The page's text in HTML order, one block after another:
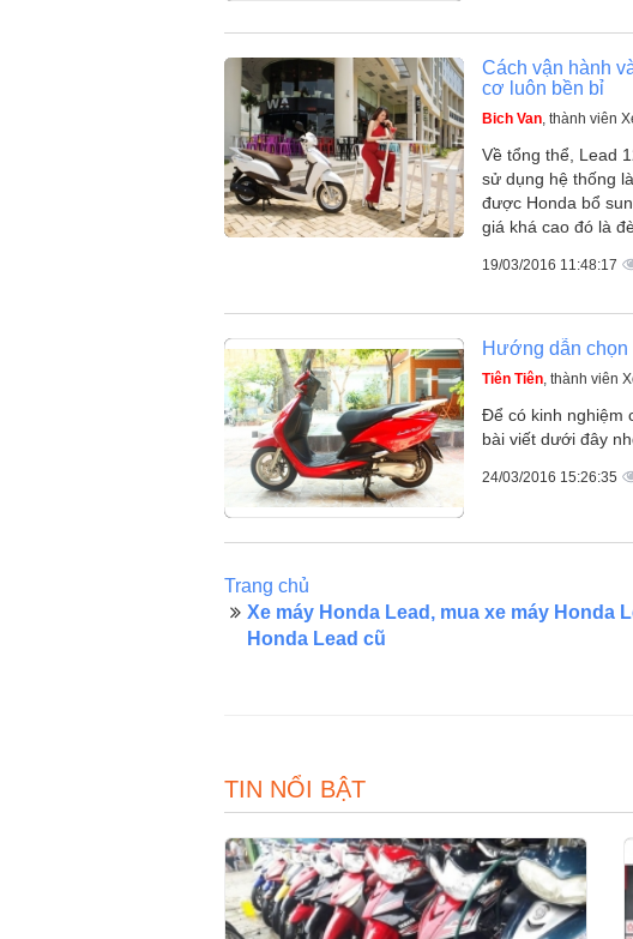
Cách vận hành
cơ luôn bền bỉ
Bich Van, thành viên
Về tổng thể, Lead
sử dụng hệ thống
được Honda bổ
giá khá cao đó là
19/03/2016 11:48:17
Hướng dẫn chọn
Tiên Tiên, thành viên
Để có kinh nghiệm
bài viết dưới đây
24/03/2016 15:26:35
Trang chủ
Xe máy Honda Lead, mua xe máy Honda
Honda Lead cũ
TIN NỔI BẬT